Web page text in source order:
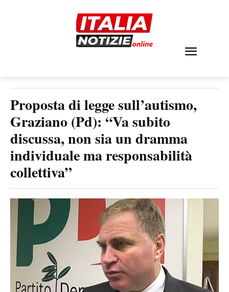
Proposta di legge sull’autismo,
Graziano (Pd): “Va subito
discussa, non sia un dramma
individuale ma responsabilità
collettiva”